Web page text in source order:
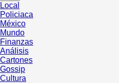
Local
Policiaca
México
Mundo
Finanzas
Análisis
Cartones
Gossip
Cultura